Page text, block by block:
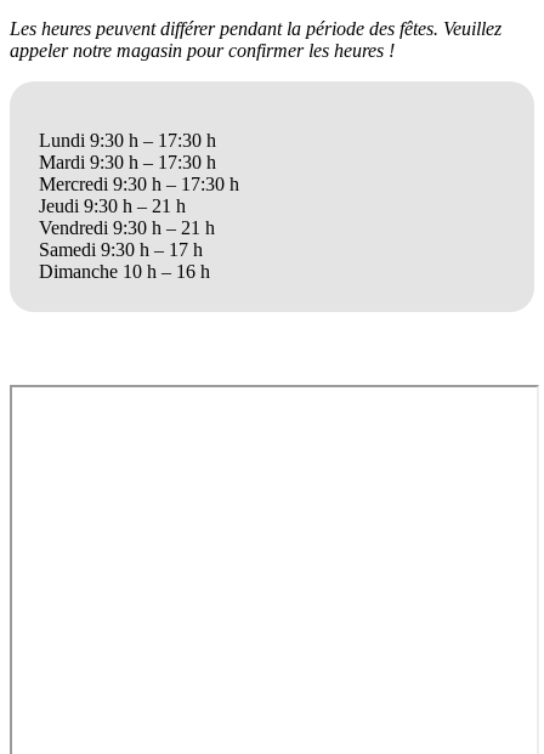
Les heures peuvent différer pendant la période des fêtes. Veuillez
appeler notre magasin pour confirmer les heures !
Lundi 9:30 h – 17:30 h
Mardi 9:30 h – 17:30 h
Mercredi 9:30 h – 17:30 h
Jeudi 9:30 h – 21 h
Vendredi 9:30 h – 21 h
Samedi 9:30 h – 17 h
Dimanche 10 h – 16 h